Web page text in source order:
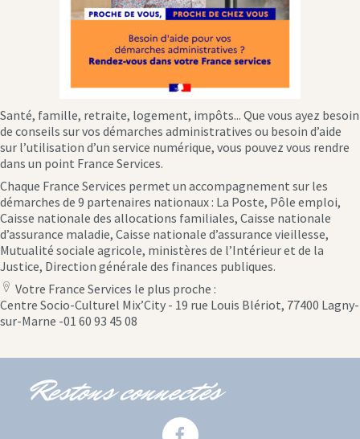
Santé, famille, retraite, logement, impôts... Que vous ayez besoin
de conseils sur vos démarches administratives ou besoin d’aide
sur l’utilisation d’un service numérique, vous pouvez vous rendre
dans un point France Services.
Chaque France Services permet un accompagnement sur les
démarches de 9 partenaires nationaux : La Poste, Pôle emploi,
Caisse nationale des allocations familiales, Caisse nationale
d’assurance maladie, Caisse nationale d’assurance vieillesse,
Mutualité sociale agricole, ministères de l’Intérieur et de la
Justice, Direction générale des finances publiques.
location
icon
Votre France Services le plus proche :
Centre Socio-Culturel Mix’City - 19 rue Louis Blériot, 77400 Lagny-
sur-Marne -01 60 93 45 08
Restons connectés